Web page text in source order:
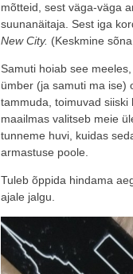
mõtteid, sest väga-väga
suunanäitaja. Sest iga
New City. (Keskmine
Samuti hoiab see
ümber (ja samuti ma ise)
tammuda, toimuvad
maailmas valitseb meie
tunneme huvi, kuidas
armastuse poole.
Tuleb õppida hindama
ajale jalgu.